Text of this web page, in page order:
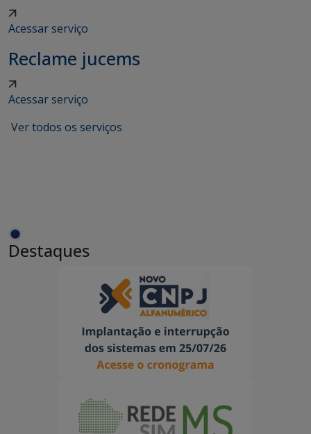
Acessar serviço
Reclame jucems
Acessar serviço
Ver todos os serviços
Destaques